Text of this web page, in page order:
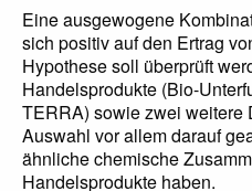
Eine ausgewogene
sich positiv auf den Ertrag
Hypothese soll überprüft
Handelsprodukte (Bio-
TERRA) sowie zwei weitere
Auswahl vor allem darauf
ähnliche chemische
Handelsprodukte haben.